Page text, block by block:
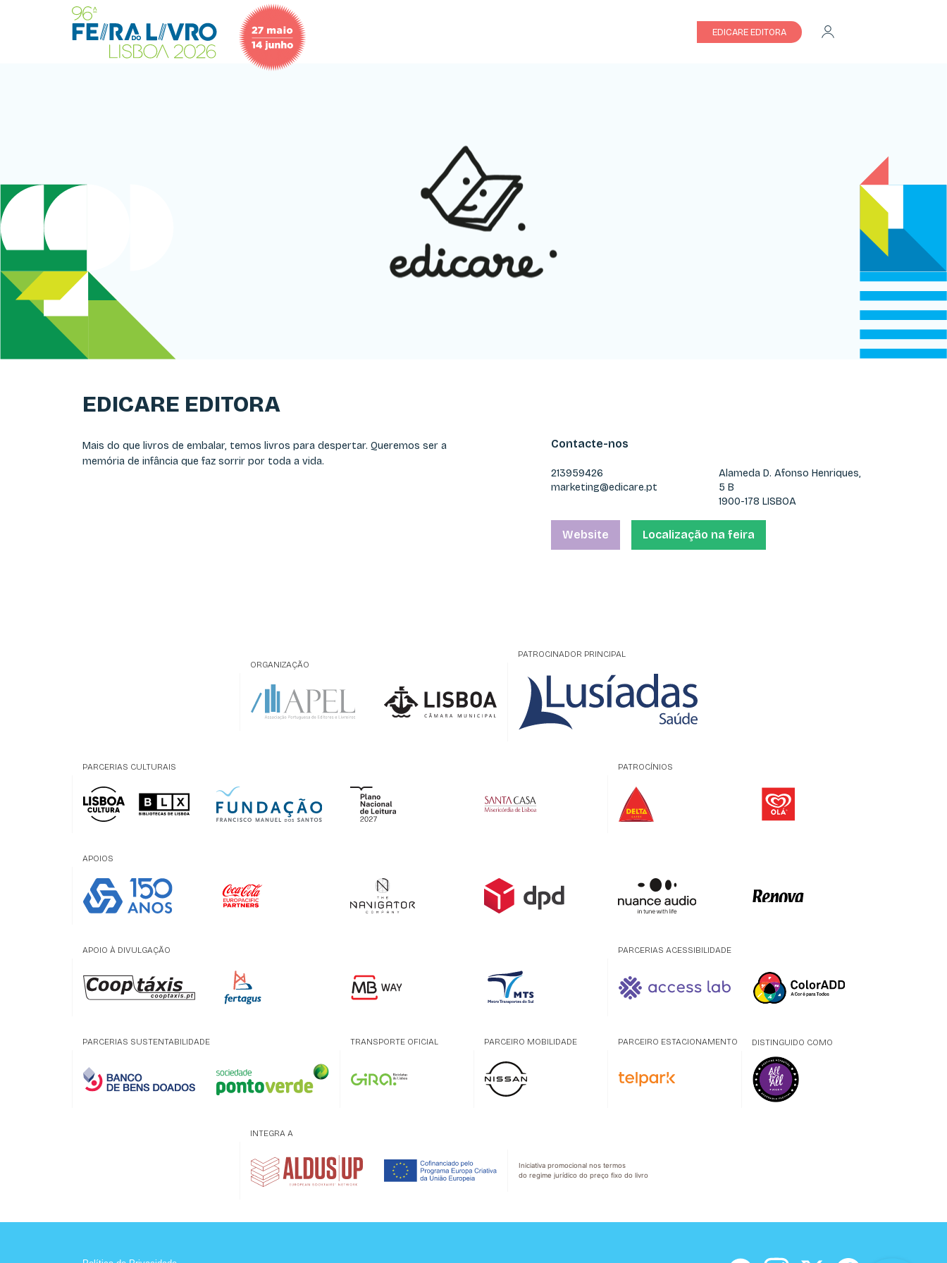
EDICARE EDITORA
EDICARE EDITORA
Mais do que livros de embalar, temos livros para despertar. Queremos ser a
memória de infância que faz sorrir por toda a vida.
Contacte-nos
213959426
marketing@edicare.pt
Alameda D. Afonso Henriques,
5 B
1900-178 LISBOA
Website Localização na feira
ORGANIZAÇÃO
PATROCINADOR PRINCIPAL
PARCERIAS CULTURAIS PATROCÍNIOS
APOIOS
APOIO À DIVULGAÇÃO PARCERIAS ACESSIBILIDADE
PARCERIAS SUSTENTABILIDADE TRANSPORTE OFICIAL PARCEIRO MOBILIDADE PARCEIRO ESTACIONAMENTO DISTINGUIDO COMO
INTEGRA A
Iniciativa promocional nos termos
do regime jurídico do preço fixo do livro